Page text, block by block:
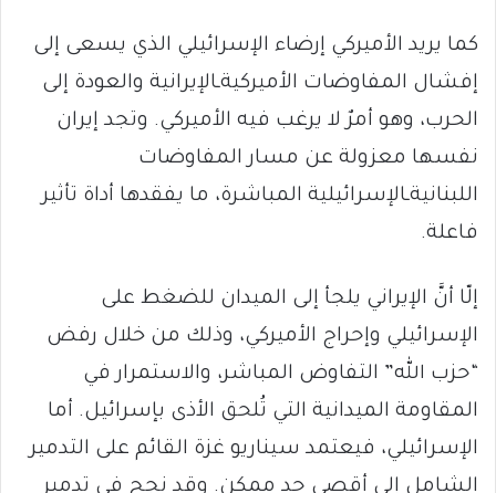
كما يريد الأميركي إرضاء الإسرائيلي الذي يسعى إلى
إفشال المفاوضات الأميركيةـالإيرانية والعودة إلى
الحرب، وهو أمرٌ لا يرغب فيه الأميركي. وتجد إيران
نفسها معزولة عن مسار المفاوضات
اللبنانيةـالإسرائيلية المباشرة، ما يفقدها أداة تأثير
فاعلة.
إلّا أنَّ الإيراني يلجأ إلى الميدان للضغط على
الإسرائيلي وإحراج الأميركي، وذلك من خلال رفض
“حزب الله” التفاوض المباشر، والاستمرار في
المقاومة الميدانية التي تُلحق الأذى بإسرائيل. أما
الإسرائيلي، فيعتمد سيناريو غزة القائم على التدمير
الشامل إلى أقصى حد ممكن. وقد نجح في تدمير